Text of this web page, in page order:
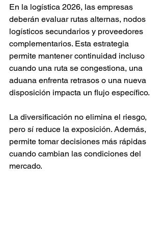
En la logística 2026, las empresas
deberán evaluar rutas alternas, nodos
logísticos secundarios y proveedores
complementarios. Esta estrategia
permite mantener continuidad incluso
cuando una ruta se congestiona, una
aduana enfrenta retrasos o una nueva
disposición impacta un flujo específico.
La diversificación no elimina el riesgo,
pero sí reduce la exposición. Además,
permite tomar decisiones más rápidas
cuando cambian las condiciones del
mercado.